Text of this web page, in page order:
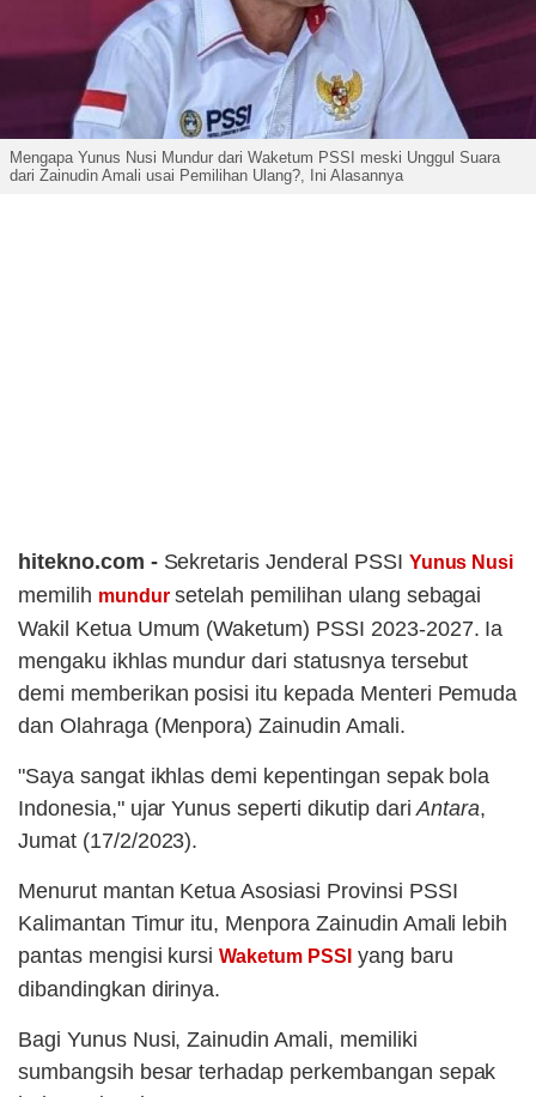
Mengapa Yunus Nusi Mundur dari Waketum PSSI meski Unggul Suara
dari Zainudin Amali usai Pemilihan Ulang?, Ini Alasannya
hitekno.com - Sekretaris Jenderal PSSI Yunus Nusi
memilih mundursetelah pemilihan ulang sebagai
Wakil Ketua Umum (Waketum) PSSI 2023-2027. Ia
mengaku ikhlas mundur dari statusnya tersebut
demi memberikan posisi itu kepada Menteri Pemuda
dan Olahraga (Menpora) Zainudin Amali.
"Saya sangat ikhlas demi kepentingan sepak bola
Indonesia," ujar Yunus seperti dikutip dariAntara,
Jumat (17/2/2023).
Menurut mantan Ketua Asosiasi Provinsi PSSI
Kalimantan Timur itu, Menpora Zainudin Amali lebih
pantas mengisi kursiWaketum PSSI yang baru
dibandingkan dirinya.
Bagi Yunus Nusi, Zainudin Amali, memiliki
sumbangsih besar terhadap perkembangan sepak